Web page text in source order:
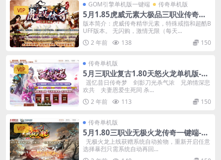
VIP
GOM引擎单机版一键端 传奇单机版
5月1.85虎威元素大极品三职业传奇一
键端-附带GM后台
版本简介：虎威传奇精华元素，特殊戒指和超酷B
UFF版本。 无闪购，激情无限（每天...
2 年前
138 150
VIP
传奇单机版
5月三职业复古1.80天怒火龙单机版-附
带GM后台一键端
遥忆昔日传奇梦 剑影刀光杀气浓 兄弟情深悲
欢共 夫妻恩爱生死同 杀...
2 年前
113 150
VIP
传奇单机版
5月1.80三职业无极火龙传奇一键端-九
层妖塔庄园-附带GM后台
无极火龙上线获赠系统自动捡物，重新开启任意
选择暴烈只需系统自动再回...